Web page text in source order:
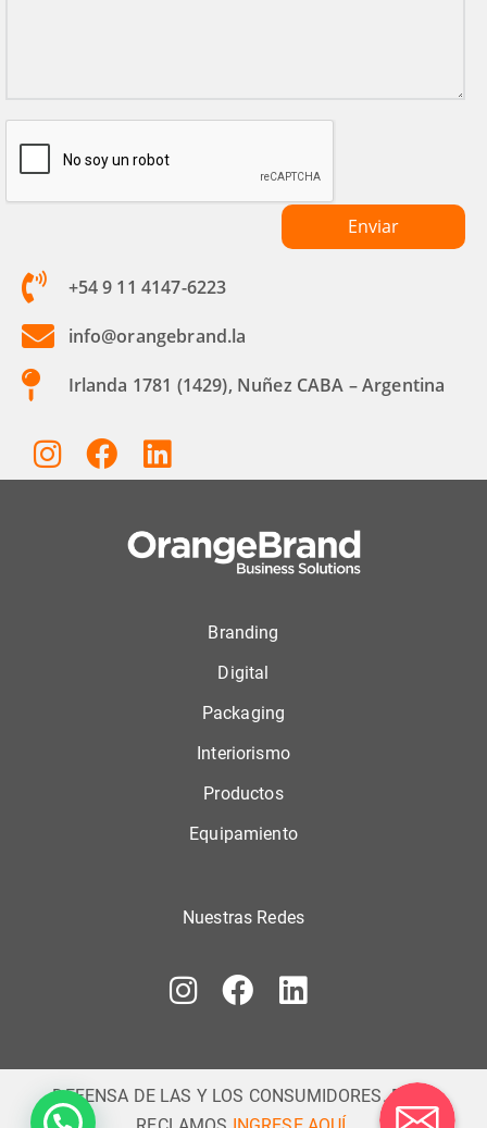
+54 9 11 4147-6223
info@orangebrand.la
Irlanda 1781 (1429), Nuñez CABA – Argentina
Branding
Digital
Packaging
Interiorismo
Productos
Equipamiento
Nuestras Redes
DEFENSA DE LAS Y LOS CONSUMIDORES. PARA